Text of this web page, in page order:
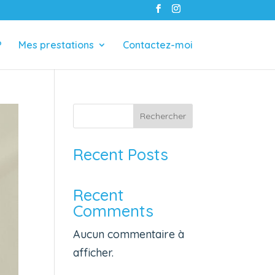
Mes prestations Contactez-moi
Rechercher
Recent Posts
Recent
Comments
Aucun commentaire à
afficher.